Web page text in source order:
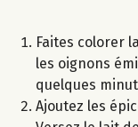
Faites colorer
les oignons
quelques
Ajoutez les